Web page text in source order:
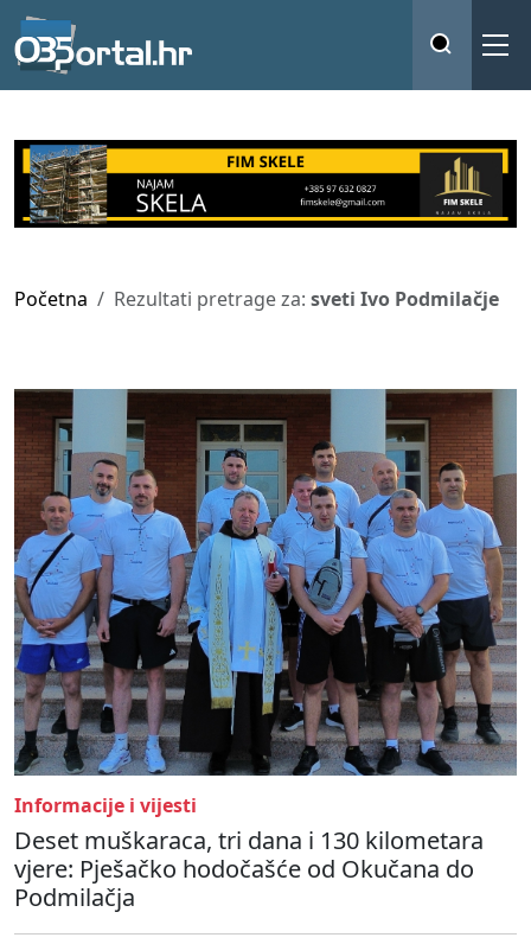
Početna Rezultati pretrage za: sveti Ivo Podmilačje
Informacije i vijesti
Deset muškaraca, tri dana i 130 kilometara
vjere: Pješačko hodočašće od Okučana do
Podmilačja